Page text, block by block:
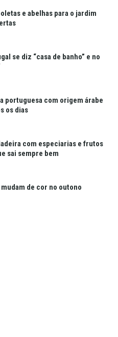
e abelhas para o jardim
se diz “casa de banho” e no
portuguesa com origem árabe
os dias
com especiarias e frutos
sai sempre bem
de cor no outono